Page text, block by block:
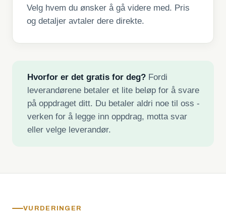
Velg hvem du ønsker å gå videre med. Pris
og detaljer avtaler dere direkte.
Hvorfor er det gratis for deg?Fordi
leverandørene betaler et lite beløp for å svare
på oppdraget ditt. Du betaler aldri noe til oss -
verken for å legge inn oppdrag, motta svar
eller velge leverandør.
VURDERINGER